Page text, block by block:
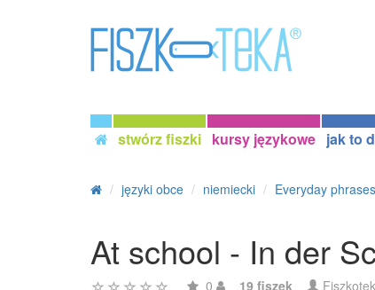
stwórz fiszki kursy językowe jak to
języki obce niemiecki Everyday
At school - In der
0 19 fiszek